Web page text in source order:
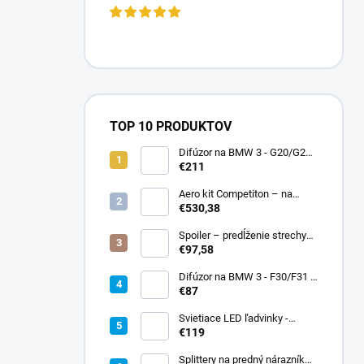
TOP 10 PRODUKTOV
Difúzor na BMW 3 - G20/G21
preLCI - brzdové svetlo
€211
Aero kit Competiton – na
BMW 3 – G20/G21
€530,38
Spoiler – predĺženie strechy
BMW 1 – F20/F21 – čierny
€97,58
Difúzor na BMW 3 - F30/F31 -
čierny lesk - double duplex
€87
Svietiace LED ľadvinky -
mriežky na BMW 5 - G30/G31
€119
Splittery na predný nárazník